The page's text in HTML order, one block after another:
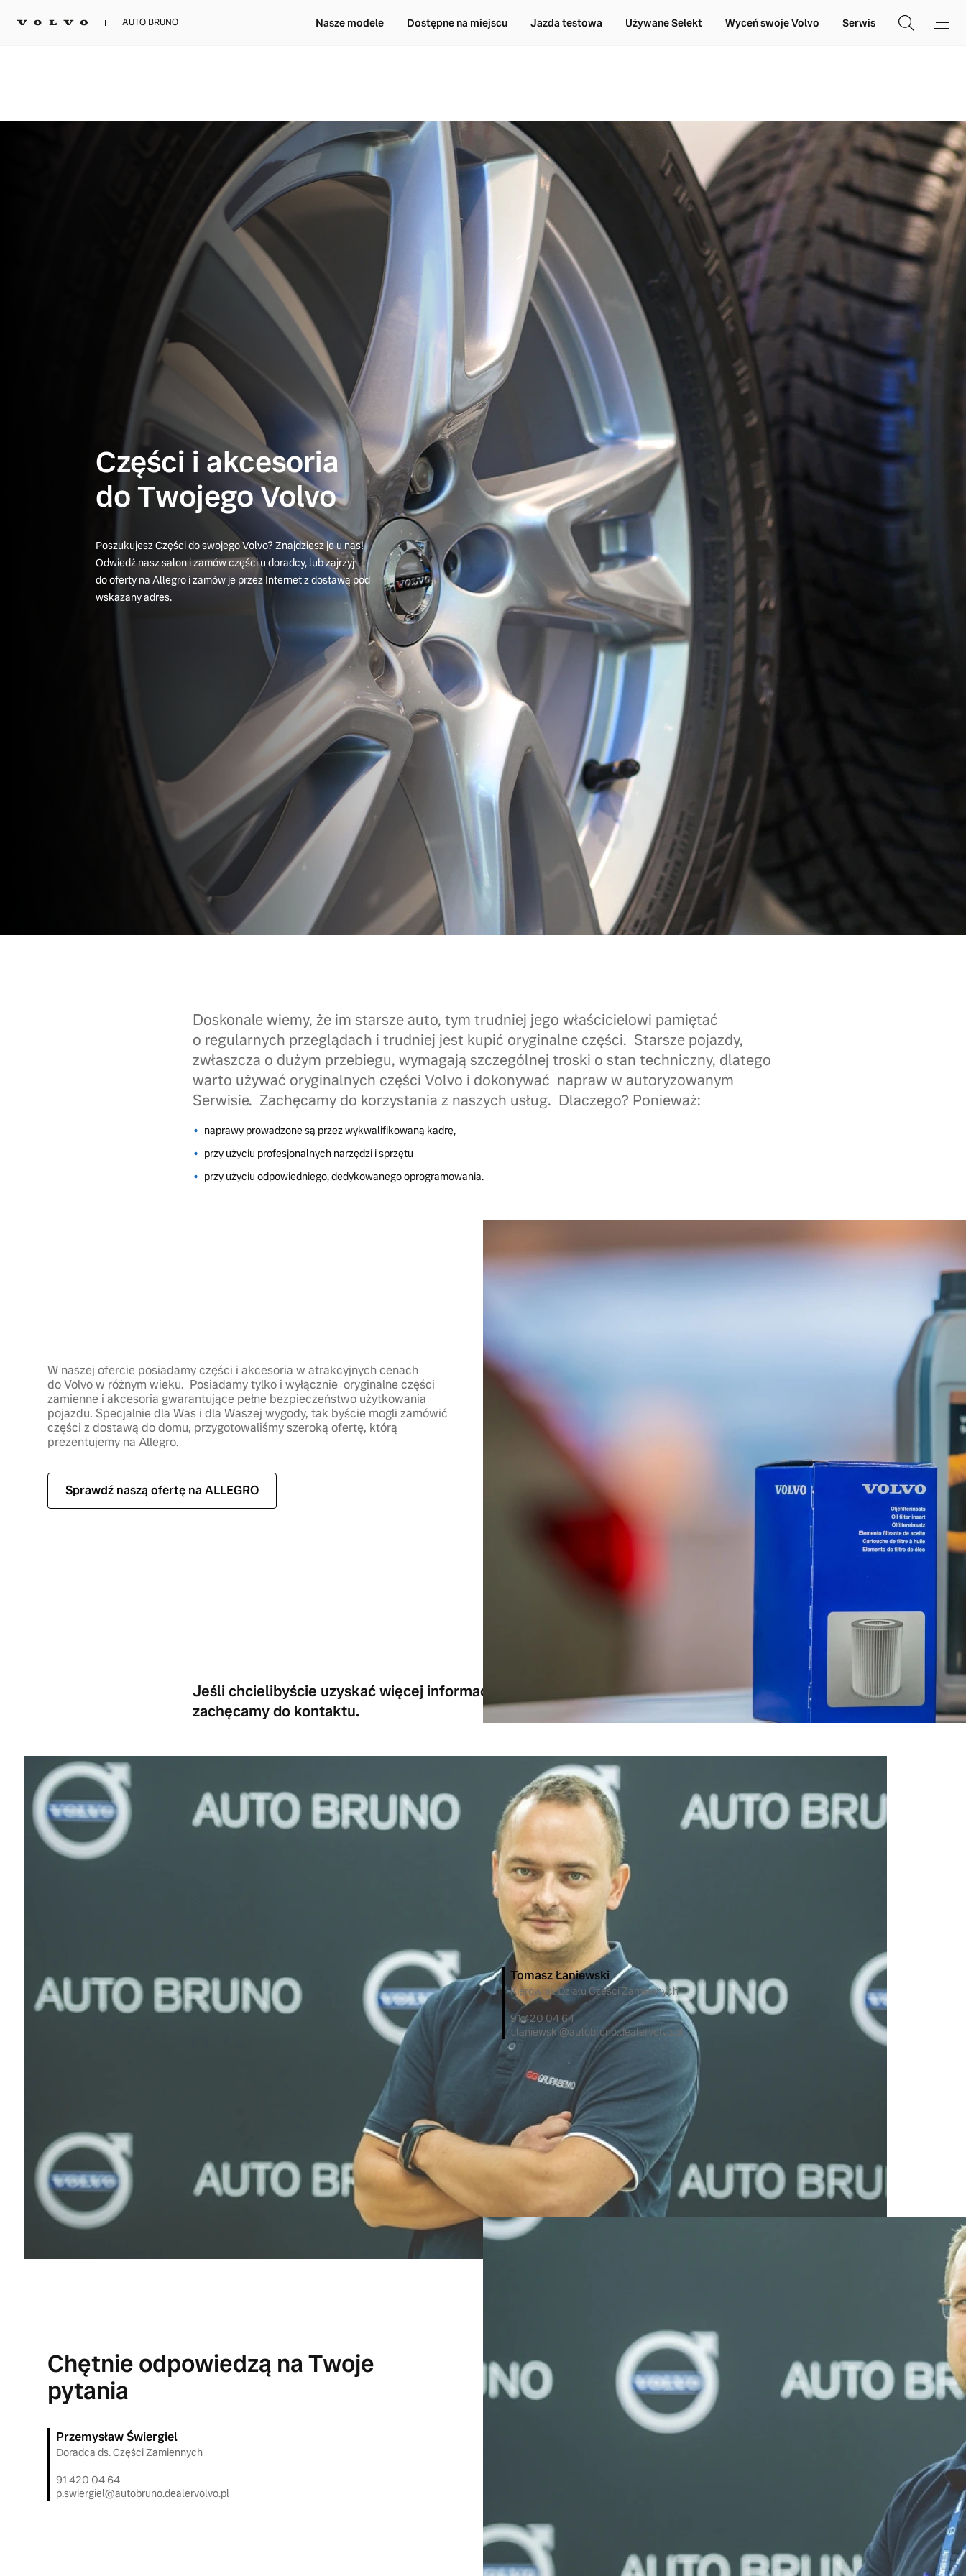
AUTO BRUNO Nasze modele Dostępne na miejscu Jazda testowa Używane Selekt Wyceń swoje Volvo Serwis
Części i akcesoria
do Twojego Volvo
Poszukujesz Części do swojego Volvo? Znajdziesz je u nas!
Odwiedź nasz salon i zamów części u doradcy, lub zajrzyj
do oferty na Allegro i zamów je przez Internet z dostawą pod
wskazany adres.
Doskonale wiemy, że im starsze auto, tym trudniej jego właścicielowi pamiętać
o regularnych przeglądach i trudniej jest kupić oryginalne części. Starsze pojazdy,
zwłaszcza o dużym przebiegu, wymagają szczególnej troski o stan techniczny, dlatego
warto używać oryginalnych części Volvo i dokonywać napraw w autoryzowanym
Serwisie. Zachęcamy do korzystania z naszych usług. Dlaczego? Ponieważ:
naprawy prowadzone są przez wykwalifikowaną kadrę,
przy użyciu profesjonalnych narzędzi i sprzętu
przy użyciu odpowiedniego, dedykowanego oprogramowania.
W naszej ofercie posiadamy części i akcesoria w atrakcyjnych cenach
do Volvo w różnym wieku. Posiadamy tylko i wyłącznie oryginalne części
zamienne i akcesoria gwarantujące pełne bezpieczeństwo użytkowania
pojazdu. Specjalnie dla Was i dla Waszej wygody, tak byście mogli zamówić
części z dostawą do domu, przygotowaliśmy szeroką ofertę, którą
prezentujemy na Allegro.
Sprawdź naszą ofertę na ALLEGRO
Jeśli chcielibyście uzyskać więcej informacji na temat części i akcesoriów Volvo,
zachęcamy do kontaktu.
Nasi Doradcy są do Waszej
dyspozycji
Tomasz Łaniewski
Kierownik Działu Części Zamiennych
91 420 04 64
t.laniewski@autobruno.dealervolvo.pl
Chętnie odpowiedzą na Twoje
pytania
Przemysław Świergiel
Doradca ds. Części Zamiennych
91 420 04 64
p.swiergiel@autobruno.dealervolvo.pl